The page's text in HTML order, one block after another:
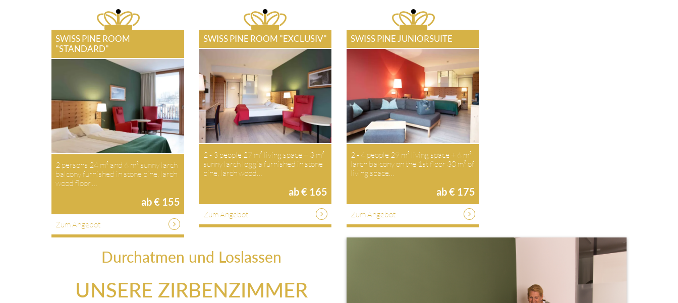
SWISS PINE ROOM
"STANDARD"
2 persons 24 m² and 6 m² sunny larch
balcony furnished in stone pine, larch
wood floor,…
ab € 155
Zum Angebot
SWISS PINE ROOM "EXCLUSIV"
2 - 3 people 27 m² living space + 3 m²
sunny larch loggia furnished in stone
pine, larch wood…
ab € 165
Zum Angebot
SWISS PINE JUNIORSUITE
2 - 4 people 29 m² living space + 6 m²
larch balcony on the 1st floor 30 m² of
living space…
ab € 175
Zum Angebot
Durchatmen und Loslassen
UNSERE ZIRBENZIMMER